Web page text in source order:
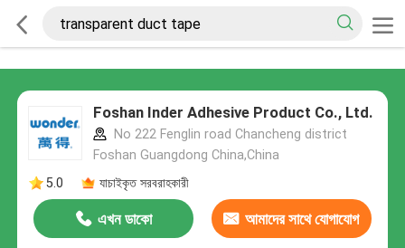
Foshan Inder Adhesive Product Co., Ltd.
No 222 Fenglin road Chancheng district
Foshan Guangdong China,China
5.0
যাচাইকৃত সরবরাহকারী
এখন ডাকো আমাদের সাথে যোগাযোগ